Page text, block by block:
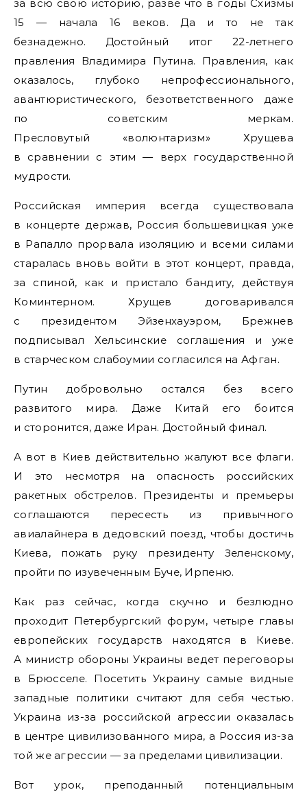
за всю свою историю, разве что в годы Схизмы
15 — начала 16 веков. Да и то не так
безнадежно. Достойный итог 22-летнего
правления Владимира Путина. Правления, как
оказалось, глубоко непрофессионального,
авантюристического, безответственного даже
по советским меркам.
Пресловутый «волюнтаризм» Хрущева
в сравнении с этим — верх государственной
мудрости.
Российская империя всегда существовала
в концерте держав, Россия большевицкая уже
в Рапалло прорвала изоляцию и всеми силами
старалась вновь войти в этот концерт, правда,
за спиной, как и пристало бандиту, действуя
Коминтерном. Хрущев договаривался
с президентом Эйзенхауэром, Брежнев
подписывал Хельсинские соглашения и уже
в старческом слабоумии согласился на Афган.
Путин добровольно остался без всего
развитого мира. Даже Китай его боится
и сторонится, даже Иран. Достойный финал.
А вот в Киев действительно жалуют все флаги.
И это несмотря на опасность российских
ракетных обстрелов. Президенты и премьеры
соглашаются пересесть из привычного
авиалайнера в дедовский поезд, чтобы достичь
Киева, пожать руку президенту Зеленскому,
пройти по изувеченным Буче, Ирпеню.
Как раз сейчас, когда скучно и безлюдно
проходит Петербургский форум, четыре главы
европейских государств находятся в Киеве.
А министр обороны Украины ведет переговоры
в Брюсселе. Посетить Украину самые видные
западные политики считают для себя честью.
Украина из-за российской агрессии оказалась
в центре цивилизованного мира, а Россия из-за
той же агрессии — за пределами цивилизации.
Вот урок, преподанный потенциальным